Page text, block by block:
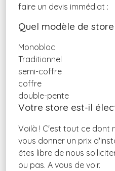
faire un devis immédiat :
Quel modèle de store
Monobloc
Traditionnel
semi-coffre
coffre
double-pente
Votre store est-il
Voilà ! C'est tout ce dont
vous donner un prix
êtes libre de nous
ou pas. A vous de voir.